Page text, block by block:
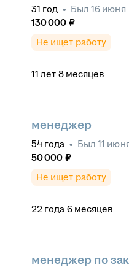
31 год • Был 16 июня
130 000 ₽
Не ищет работу
11 лет 8 месяцев
менеджер
54 года • Был 11
50 000 ₽
Не ищет работу
22 года 6 месяцев
менеджер по